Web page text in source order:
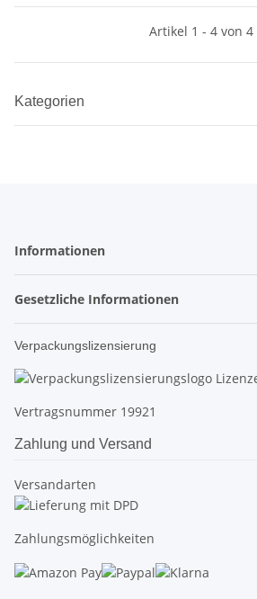
Artikel 1 - 4 von 4
Kategorien
Informationen
Gesetzliche Informationen
Verpackungslizensierung
Vertragsnummer 19921
Zahlung und Versand
Versandarten
Zahlungsmöglichkeiten